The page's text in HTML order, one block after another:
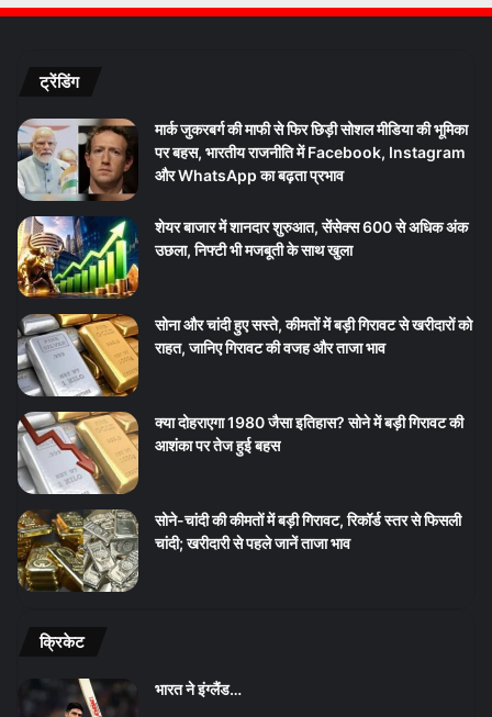
ट्रेंडिंग
मार्क जुकरबर्ग की माफी से फिर छिड़ी सोशल मीडिया की भूमिका
पर बहस, भारतीय राजनीति में Facebook, Instagram
और WhatsApp का बढ़ता प्रभाव
शेयर बाजार में शानदार शुरुआत, सेंसेक्स 600 से अधिक अंक
उछला, निफ्टी भी मजबूती के साथ खुला
सोना और चांदी हुए सस्ते, कीमतों में बड़ी गिरावट से खरीदारों को
राहत, जानिए गिरावट की वजह और ताजा भाव
क्या दोहराएगा 1980 जैसा इतिहास? सोने में बड़ी गिरावट की
आशंका पर तेज हुई बहस
सोने-चांदी की कीमतों में बड़ी गिरावट, रिकॉर्ड स्तर से फिसली
चांदी; खरीदारी से पहले जानें ताजा भाव
क्रिकेट
भारत ने इंग्लैंड…